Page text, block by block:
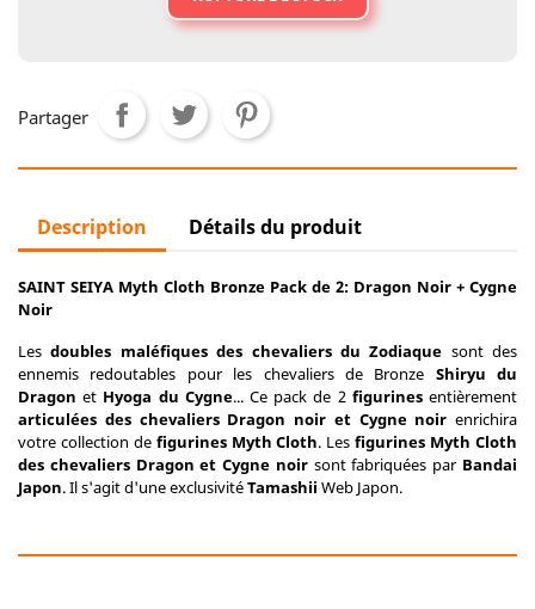
Partager
Description Détails du produit
SAINT SEIYA Myth Cloth Bronze Pack de 2: Dragon Noir + Cygne
Noir
Lesdoubles maléfiques des chevaliers du Zodiaque sont des
ennemis redoutables pour les chevaliers de Bronze Shiryu du
Dragon et Hyoga du Cygne... Ce pack de 2 figurinesentièrement
articulées des chevaliers Dragon noir et Cygne noir enrichira
votre collection de figurines Myth Cloth. Lesfigurines Myth Cloth
des chevaliers Dragon et Cygne noirsont fabriquées par Bandai
Japon. Il s'agit d'une exclusivitéTamashii Web Japon.